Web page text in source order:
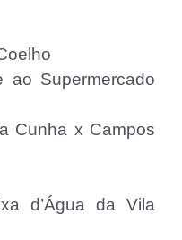
ao Supermercado
Cunha x Campos
d’Água da Vila